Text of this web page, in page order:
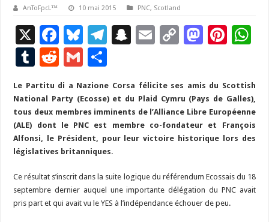
AnToFpcL™ 10 mai 2015 PNC, Scotland
X
F
ac
e
b
o
o
k
Bl
u
es
ky
T
gr
a
m
S
p
c
h
E
l
C
y
Li
n
M
d
o
n
Pi
es
t
p
p
T
u
m
bl
r
R
e
d
di
t
G
m
ai
l
ta
g
er
Le Partitu di a Nazione Corsa félicite ses amis du Scottish
National Party (Ecosse) et du Plaid Cymru (Pays de Galles),
tous deux membres imminents de l’Alliance Libre Européenne
(ALE) dont le PNC est membre co-fondateur et François
Alfonsi, le Président, pour leur victoire historique lors des
législatives britanniques.
Ce résultat s’inscrit dans la suite logique du référendum Ecossais du 18
septembre dernier auquel une importante délégation du PNC avait
pris part et qui avait vu le YES à l’indépendance échouer de peu.